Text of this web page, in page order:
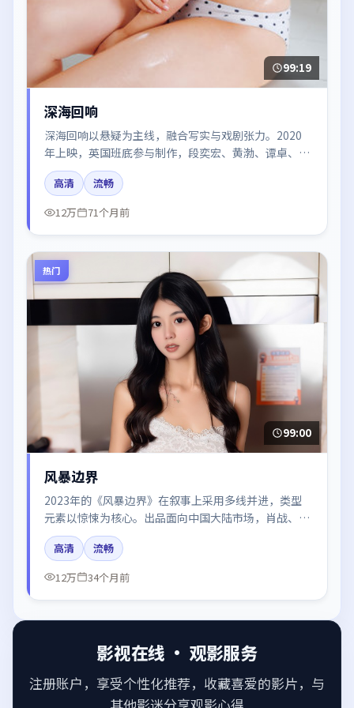
99:19
深海回响
深海回响以悬疑为主线，融合写实与戏剧张力。2020
年上映，英国班底参与制作，段奕宏、黄渤、谭卓、廖
凡、河正宇在片中呈现细腻表演，影像风格统一，配乐
与剪辑强化了情绪曲线。
高清
流畅
12万
71个月前
热门
99:00
风暴边界
2023年的《风暴边界》在叙事上采用多线并进，类型
元素以惊悚为核心。出品面向中国大陆市场，肖战、赵
丽颖、章子怡、梁朝伟所饰角色推动关键反转，结尾留
白引发讨论。
高清
流畅
12万
34个月前
影视在线 · 观影服务
注册账户，享受个性化推荐，收藏喜爱的影片，与